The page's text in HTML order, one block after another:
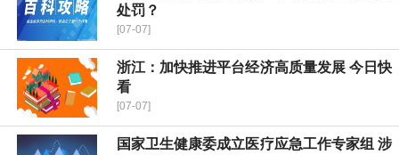
处罚？
[07-07]
浙江：加快推进平台经济高质量发展 今日快
看
[07-07]
国家卫生健康委成立医疗应急工作专家组 涉